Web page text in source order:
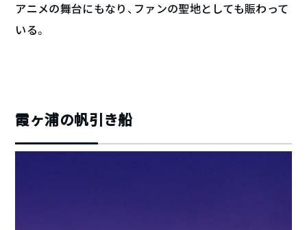
アニメの舞台にもなり、ファンの聖地としても賑わって
いる。
霞ヶ浦の帆引き船